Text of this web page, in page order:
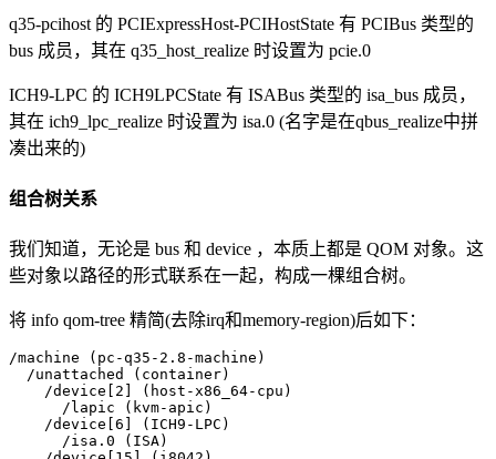
q35-pcihost 的 PCIExpressHost-PCIHostState 有 PCIBus 类型的
bus 成员，其在 q35_host_realize 时设置为 pcie.0
ICH9-LPC 的 ICH9LPCState 有 ISABus 类型的 isa_bus 成员，
其在 ich9_lpc_realize 时设置为 isa.0 (名字是在qbus_realize中拼
凑出来的)
组合树关系
我们知道，无论是 bus 和 device ，本质上都是 QOM 对象。这
些对象以路径的形式联系在一起，构成一棵组合树。
将 info qom-tree 精简(去除irq和memory-region)后如下：
/machine (pc-q35-2.8-machine)
  /unattached (container)
    /device[2] (host-x86_64-cpu)
      /lapic (kvm-apic)
    /device[6] (ICH9-LPC)
      /isa.0 (ISA)